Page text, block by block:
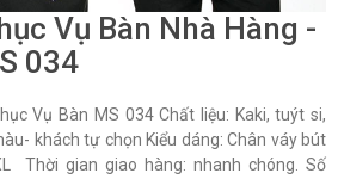
Vụ Bàn Nhà Hàng -
034
Vụ Bàn MS 034 Chất liệu: Kaki, tuýt si,
khách tự chọn Kiểu dáng: Chân váy bút
Thời gian giao hàng: nhanh chóng. Số